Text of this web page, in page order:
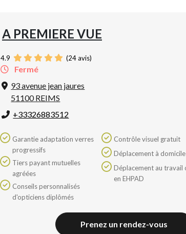
A PREMIERE VUE
4.9 (24avis)
Fermé
93 avenue jean jaures
51100 REIMS
+33326883512
progressifs
agréées
d'opticiens diplômés
Contrôle visuel gratuit
Déplacement à domicile
en EHPAD
Prenez un rendez-vous